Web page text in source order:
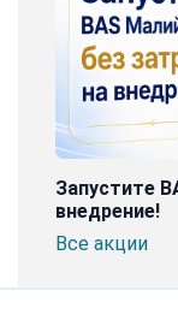
Запустите
внедрение!
Все акции